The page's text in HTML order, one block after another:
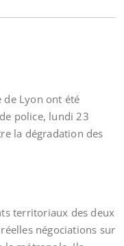
de Lyon ont été
police, lundi 23
la dégradation des
territoriaux des deux
négociations sur